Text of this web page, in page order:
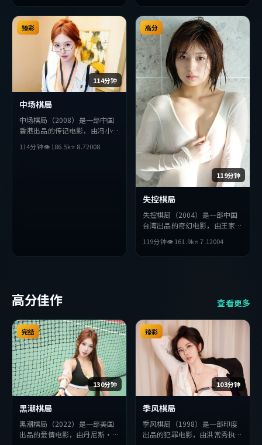
破，探讨人性与抉择，节奏张弛
有度，适合喜欢该类型的观众完
整观看。
114分钟
臻彩
中场棋局
中场棋局（2008）是一部中国
香港出品的传记电影，由冯小刚
等主演。影片在叙事与视听上力
114分钟👁186.5k⭐ 8.72008
119分钟
高分
失控棋局
失控棋局（2004）是一部中国
台湾出品的奇幻电影，由王家卫
广司等主演。影片在叙事与视听
上力求突破，探讨人性与抉择，
119分钟👁161.9k⭐7.12004
高分佳作 查看更多
130分钟
完结
黑潮棋局
黑潮棋局（2022）是一部美国
出品的爱情电影，由丹尼斯·
103分钟
臻彩
季风棋局
季风棋局（1998）是一部印度
出品的犯罪电影，由洪常秀执